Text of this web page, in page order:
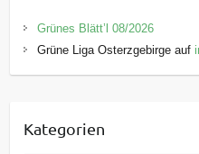
Grünes Blätt’l 08/2026
Grüne Liga Osterzgebirge auf
Kategorien